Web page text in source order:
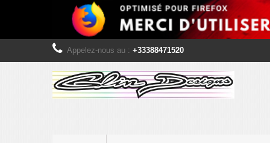
Appelez-nous au : +33388471520